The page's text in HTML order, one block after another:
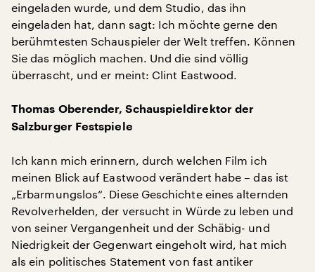
eingeladen wurde, und dem Studio, das ihn
eingeladen hat, dann sagt: Ich möchte gerne den
berühmtesten Schauspieler der Welt treffen. Können
Sie das möglich machen. Und die sind völlig
überrascht, und er meint: Clint Eastwood.
Thomas Oberender, Schauspieldirektor der
Salzburger Festspiele
Ich kann mich erinnern, durch welchen Film ich
meinen Blick auf Eastwood verändert habe – das ist
„Erbarmungslos“. Diese Geschichte eines alternden
Revolverhelden, der versucht in Würde zu leben und
von seiner Vergangenheit und der Schäbig- und
Niedrigkeit der Gegenwart eingeholt wird, hat mich
als ein politisches Statement von fast antiker